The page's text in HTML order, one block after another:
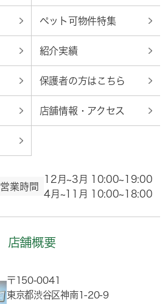
ペット可物件特集
紹介実績
保護者の方はこちら
店舗情報・アクセス
営業時間
12月~3月 10:00~19:00
4月~11月 10:00~18:00
店舗概要
〒150-0041
東京都渋谷区神南1-20-9